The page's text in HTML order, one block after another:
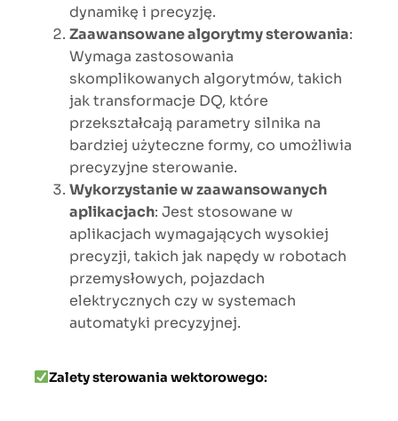
dynamikę i precyzję.
Zaawansowane algorytmy sterowania:
Wymaga zastosowania
skomplikowanych algorytmów, takich
jak transformacje DQ, które
przekształcają parametry silnika na
bardziej użyteczne formy, co umożliwia
precyzyjne sterowanie.
Wykorzystanie w zaawansowanych
aplikacjach: Jest stosowane w
aplikacjach wymagających wysokiej
precyzji, takich jak napędy w robotach
przemysłowych, pojazdach
elektrycznych czy w systemach
automatyki precyzyjnej.
Zalety sterowania wektorowego: